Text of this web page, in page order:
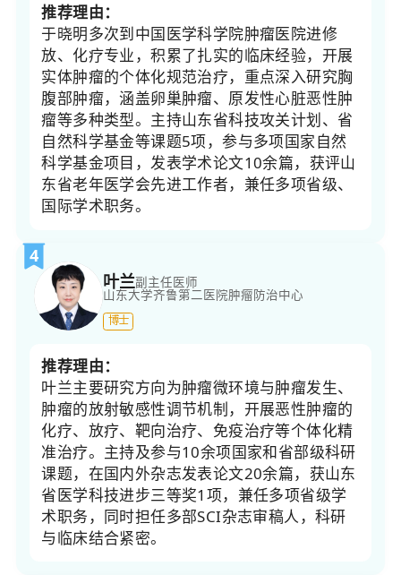
推荐理由：
于晓明多次到中国医学科学院肿瘤医院进修
放、化疗专业，积累了扎实的临床经验，开展
实体肿瘤的个体化规范治疗，重点深入研究胸
腹部肿瘤，涵盖卵巢肿瘤、原发性心脏恶性肿
瘤等多种类型。主持山东省科技攻关计划、省
自然科学基金等课题5项，参与多项国家自然
科学基金项目，发表学术论文10余篇，获评山
东省老年医学会先进工作者，兼任多项省级、
国际学术职务。
4
叶兰副主任医师
山东大学齐鲁第二医院肿瘤防治中心
博士
推荐理由：
叶兰主要研究方向为肿瘤微环境与肿瘤发生、
肿瘤的放射敏感性调节机制，开展恶性肿瘤的
化疗、放疗、靶向治疗、免疫治疗等个体化精
准治疗。主持及参与10余项国家和省部级科研
课题，在国内外杂志发表论文20余篇，获山东
省医学科技进步三等奖1项，兼任多项省级学
术职务，同时担任多部SCI杂志审稿人，科研
与临床结合紧密。